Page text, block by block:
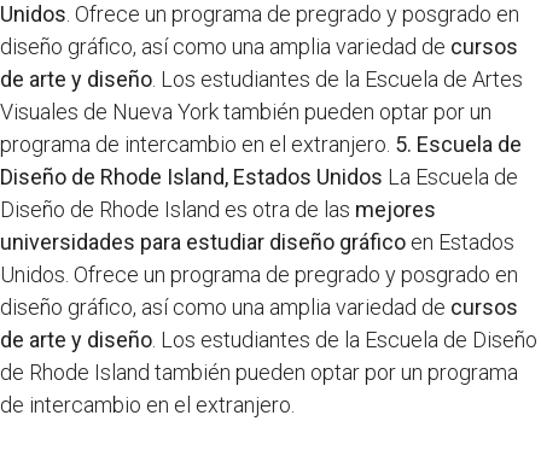
Unidos . Ofrece un programa de pregrado y posgrado en
diseño gráfico, así como una amplia variedad de cursos
de arte y diseño . Los estudiantes de la Escuela de Artes
Visuales de Nueva York también pueden optar por un
programa de intercambio en el extranjero. 5. Escuela de
Diseño de Rhode Island, Estados Unidos La Escuela de
Diseño de Rhode Island es otra de las mejores
universidades para estudiar diseño gráfico en Estados
Unidos. Ofrece un programa de pregrado y posgrado en
diseño gráfico, así como una amplia variedad de cursos
de arte y diseño . Los estudiantes de la Escuela de Diseño
de Rhode Island también pueden optar por un programa
de intercambio en el extranjero.